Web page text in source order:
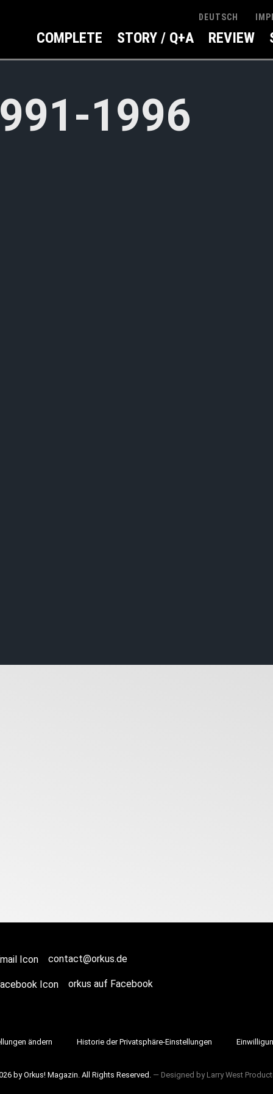
DEUTSCH
COMPLETE STORY / Q+A REVIEW
1996
contact@orkus.de
orkus auf Facebook
ändern Historie der Privatsphäre-Einstellungen
by Orkus! Magazin. All Rights Reserved. ― Designed by Larry West